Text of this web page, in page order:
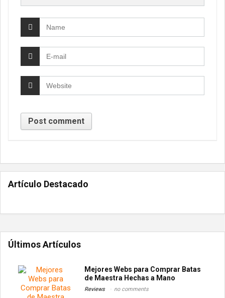
Artículo Destacado
Últimos Artículos
Mejores Webs para Comprar Batas
de Maestra Hechas a Mano
Reviews no comments